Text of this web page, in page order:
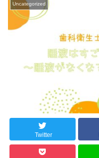
Uncategorized
Twitter